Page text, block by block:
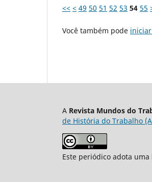
<< < 49 50 51 52 53 54 55
Você também pode
A Revista Mundos do
de História do Trabalho
Este periódico adota uma